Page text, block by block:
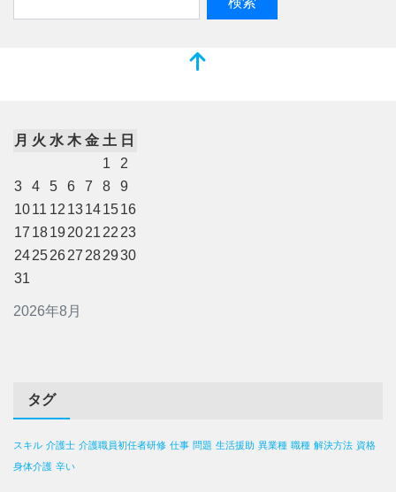
2026年8月
月 火 水 木 金 土 日
1
2
3
4 5 6 7 8
9
1011 12 13141516
17 18192021 22 23
24252627 282930
31
タグ
スキル 介護士 介護職員初任者研修 仕事 問題 生活援助 異業種 職種 解決方法 資格
身体介護 辛い